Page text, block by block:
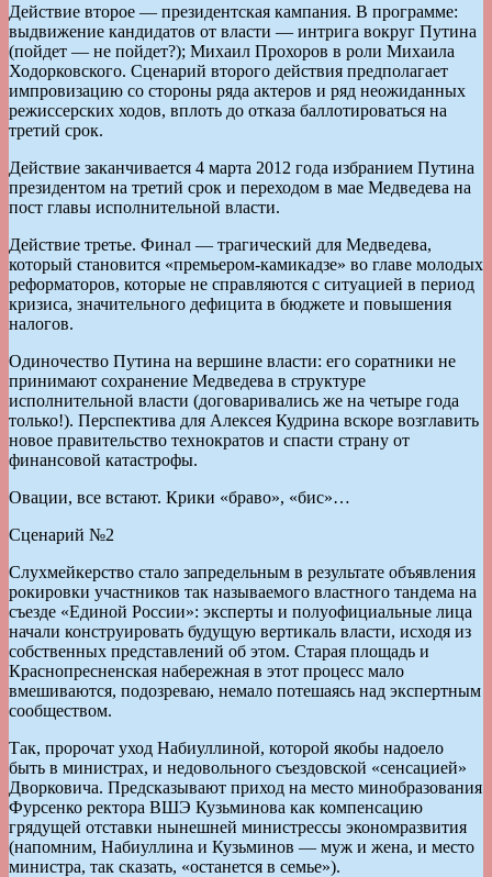
Действие второе — президентская кампания. В программе:
выдвижение кандидатов от власти — интрига вокруг Путина
(пойдет — не пойдет?); Михаил Прохоров в роли Михаила
Ходорковского. Сценарий второго действия предполагает
импровизацию со стороны ряда актеров и ряд неожиданных
режиссерских ходов, вплоть до отказа баллотироваться на
третий срок.
Действие заканчивается 4 марта 2012 года избранием Путина
президентом на третий срок и переходом в мае Медведева на
пост главы исполнительной власти.
Действие третье. Финал — трагиче­ский для Медведева,
который становится «премьером-камикадзе» во главе молодых
реформаторов, которые не справляются с ситуацией в период
кризиса, значительного дефицита в бюджете и повышения
налогов.
Одиночество Путина на вершине власти: его соратники не
принимают сохранение Медведева в структуре
исполнительной власти (договаривались же на четыре года
только!). Перспектива для Алексея Кудрина вскоре возглавить
новое правительство технократов и спасти страну от
финансовой катастрофы.
Овации, все встают. Крики «браво», «бис»…
Сценарий №2
Слухмейкерство стало запредельным в результате объявления
рокировки участников так называемого властного тандема на
съезде «Единой России»: эксперты и полуофициальные лица
начали конструировать будущую вертикаль власти, исходя из
соб­ственных представлений об этом. Старая площадь и
Краснопресненская набережная в этот процесс мало
вмешиваются, подозреваю, немало потешаясь над экспертным
сообществом.
Так, пророчат уход Набиуллиной, которой якобы надоело
быть в министрах, и недовольного съездовской «сенсацией»
Дворковича. Предсказывают приход на место минобразования
Фурсенко ректора ВШЭ Кузьминова как компенсацию
грядущей отставки нынешней министрессы экономразвития
(напомним, Набиуллина и Кузьминов — муж и жена, и место
министра, так сказать, «останется в семье»).